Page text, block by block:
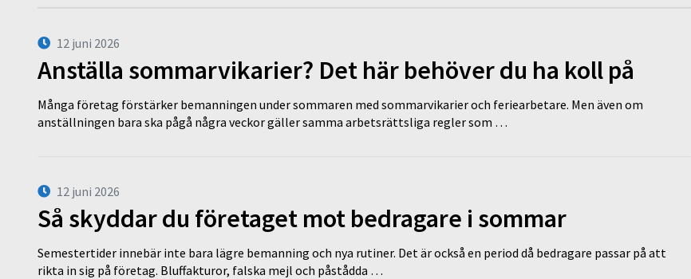
12 juni 2026
Anställa sommarvikarier? Det här behöver du ha koll på
Många företag förstärker bemanningen under sommaren med sommarvikarier och feriearbetare. Men även om
anställningen bara ska pågå några veckor gäller samma arbetsrättsliga regler som …
12 juni 2026
Så skyddar du företaget mot bedragare i sommar
Semestertider innebär inte bara lägre bemanning och nya rutiner. Det är också en period då bedragare passar på att
rikta in sig på företag. Bluffakturor, falska mejl och påstådda …